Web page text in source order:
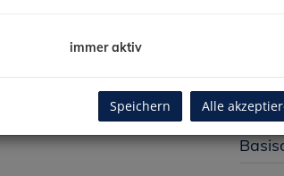
immer aktiv
Speichern Alle